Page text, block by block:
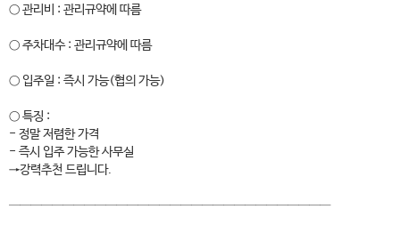
○ 관리비 : 관리규약에 따름
○ 주차대수 : 관리규약에 따름
○ 입주일 : 즉시 가능(협의 가능)
○ 특징 :
- 정말 저렴한 가격
- 즉시 입주 가능한 사무실
→강력추천 드립니다.
──────────────────────────────